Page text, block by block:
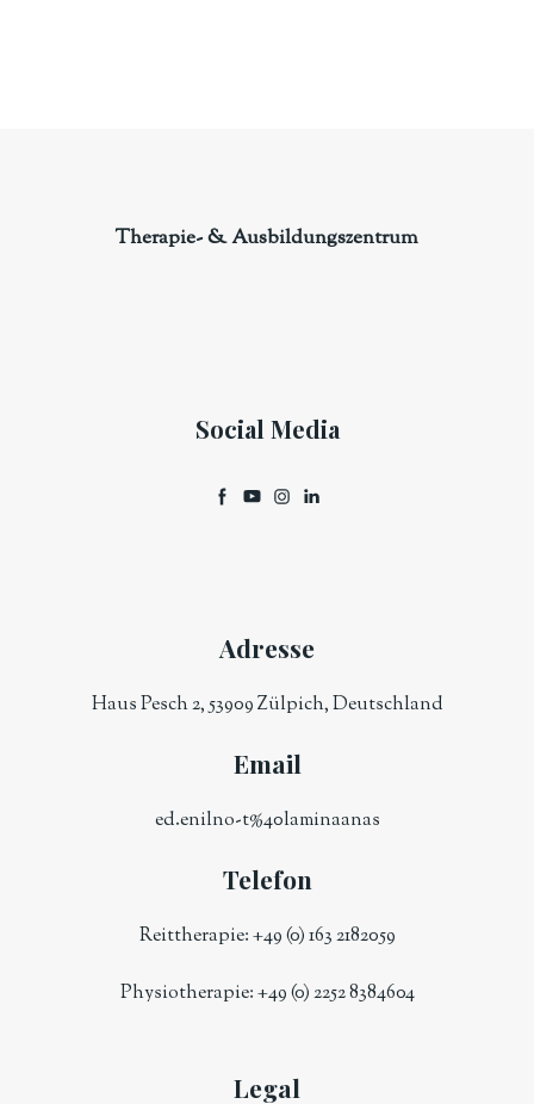
Therapie- & Ausbildungszentrum
Social Media
Adresse
Haus Pesch 2, 53909 Zülpich, Deutschland
Email
ed.enilno-t%40laminaanas
Telefon
Reittherapie:+49 (0) 163 2182059
Physiotherapie:+49 (0) 2252 8384604
Legal